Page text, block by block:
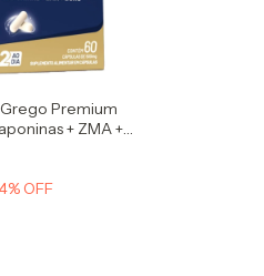
Premium
+ ZMA +
% OFF